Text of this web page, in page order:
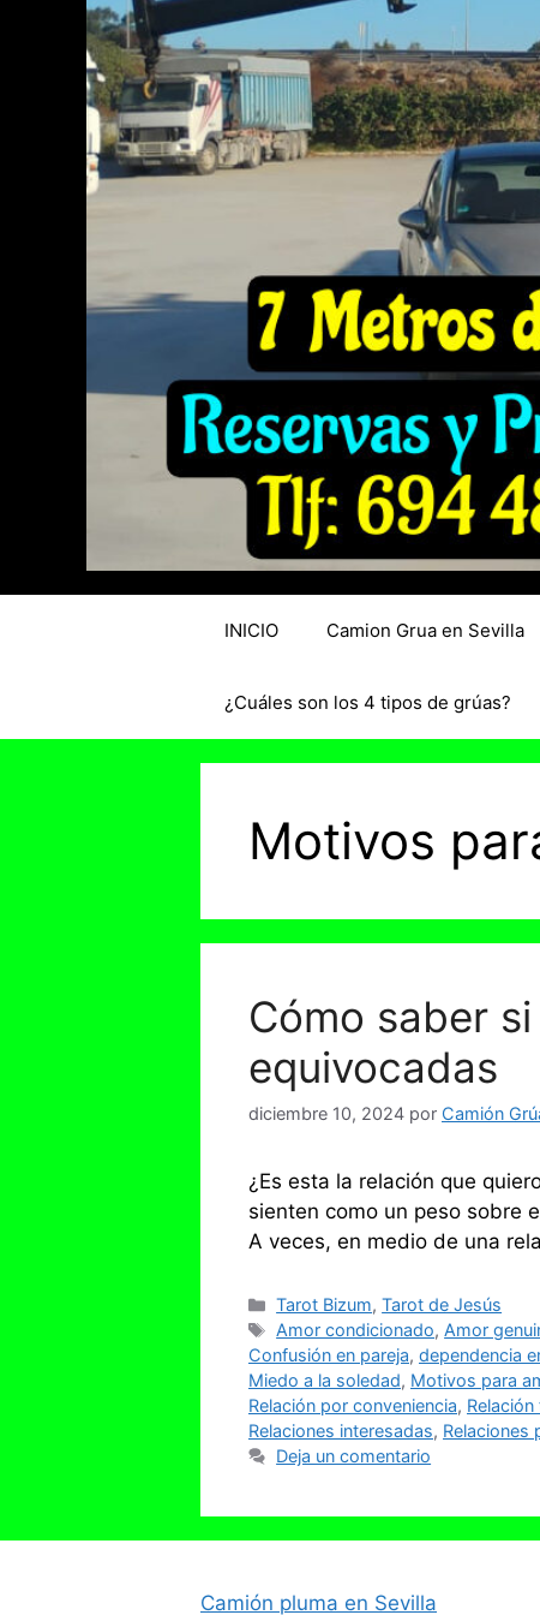
INICIO Camion Grua en Sevilla
¿Cuáles son los 4 tipos de grúas?
Motivos
Cómo saber
equivocadas
diciembre 10, 2024 por Camión
¿Es esta la relación que
sienten como un peso sobre
A veces, en medio de una
Categorías
Tarot Bizum,Tarot de Jesús
Etiquetas
Amor condicionado, Amor
Confusión en pareja, dependencia
Miedo a la soledad, Motivos para
Relación por conveniencia,
Relaciones interesadas, Relaciones
Deja un comentario
Camión pluma en Sevilla